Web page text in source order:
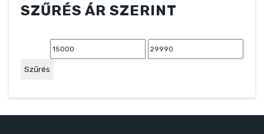
SZŰRÉS ÁR SZERINT
Min
Max
Szűrés